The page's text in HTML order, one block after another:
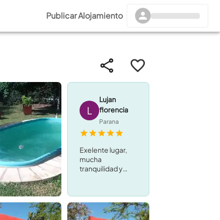
Publicar Alojamiento
L
Lujan
florencia
Parana
Exelente lugar,
mucha
tranquilidad y
gracias . Super
recomendable